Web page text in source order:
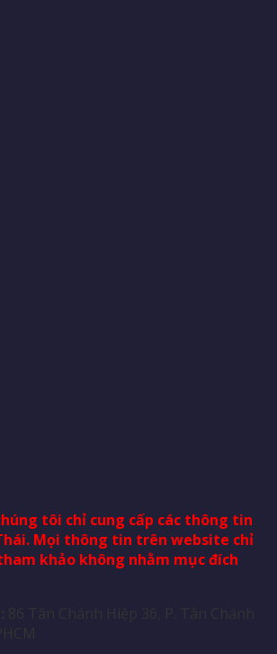
tôi chỉ cung cấp các thông tin
Mọi thông tin trên website chỉ
khảo không nhằm mục đích